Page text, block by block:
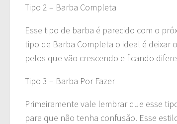
Tipo 2 – Barba Completa
Esse tipo de barba é parecido com o
tipo de Barba Completa o ideal é deixar
pelos que vão crescendo e ficando
Tipo 3 – Barba Por Fazer
Primeiramente vale lembrar que esse
para que não tenha confusão. Esse